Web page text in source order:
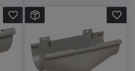
favorite_border favorite_border